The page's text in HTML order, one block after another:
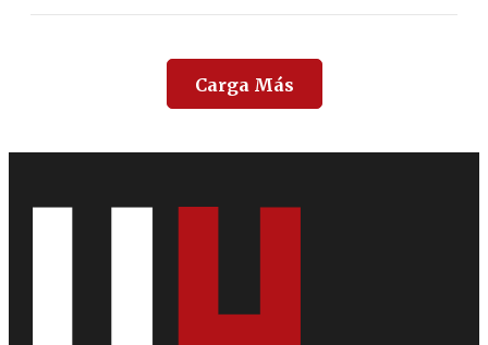
Carga Más